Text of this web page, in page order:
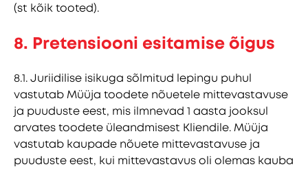
(st kõik tooted).
8. Pretensiooni esitamise õigus
8.1. Juriidilise isikuga sõlmitud lepingu puhul
vastutab Müüja toodete nõuetele mittevastavuse
ja puuduste eest, mis ilmnevad 1 aasta jooksul
arvates toodete üleandmisest Kliendile. Müüja
vastutab kaupade nõuete mittevastavuse ja
puuduste eest, kui mittevastavus oli olemas kauba